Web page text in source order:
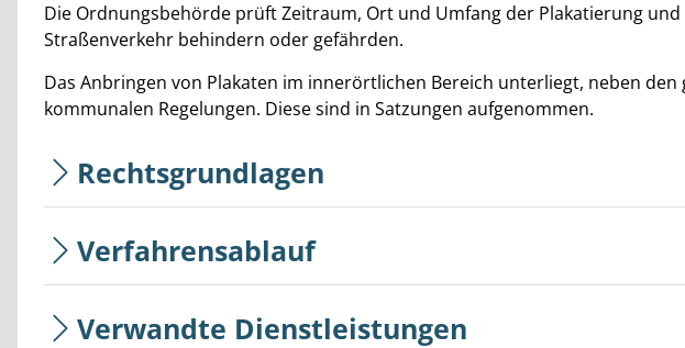
Die Ordnungsbehörde prüft Zeitraum, Ort und Umfang der Plakatierung und
Straßenverkehr behindern oder gefährden.
Das Anbringen von Plakaten im innerörtlichen Bereich unterliegt, neben den
kommunalen Regelungen. Diese sind in Satzungen aufgenommen.
Rechtsgrundlagen
Verfahrensablauf
Verwandte Dienstleistungen